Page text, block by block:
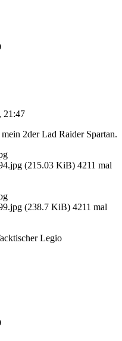
21:47
2der Lad Raider Spartan.
(215.03 KiB) 4211 mal
(238.7 KiB) 4211 mal
Legio